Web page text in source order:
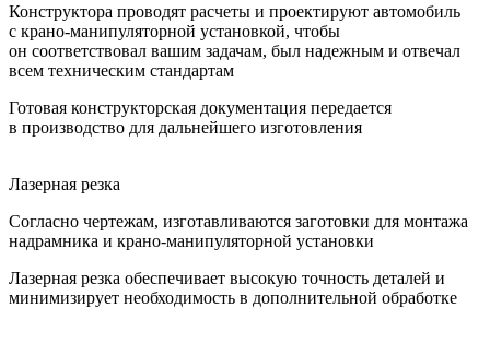
Конструктора проводят расчеты и проектируют автомобиль
с крано-манипуляторной установкой, чтобы
он соответствовал вашим задачам, был надежным и отвечал
всем техническим стандартам
Готовая конструкторская документация передается
в производство для дальнейшего изготовления
Лазерная резка
Согласно чертежам, изготавливаются заготовки для монтажа
надрамника и крано-манипуляторной установки
Лазерная резка обеспечивает высокую точность деталей и
минимизирует необходимость в дополнительной обработке